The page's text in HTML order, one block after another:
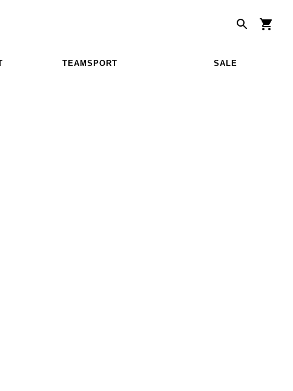
TEAMSPORT SALE